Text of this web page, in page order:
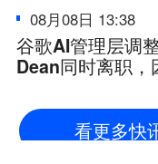
08月08日 13:38
谷歌AI管理层调
Dean同时离职，
看更多快